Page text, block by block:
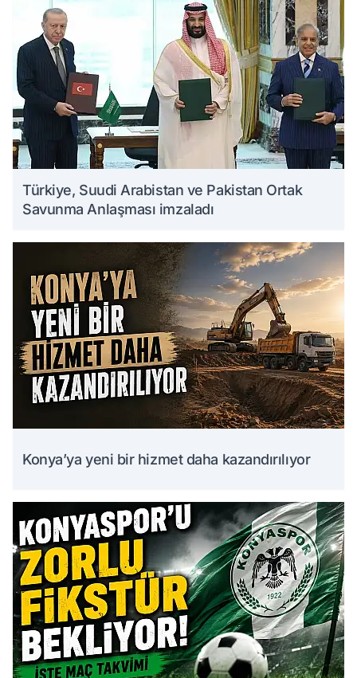
Türkiye, Suudi Arabistan ve Pakistan Ortak
Savunma Anlaşması imzaladı
Konya’ya yeni bir hizmet daha kazandırılıyor